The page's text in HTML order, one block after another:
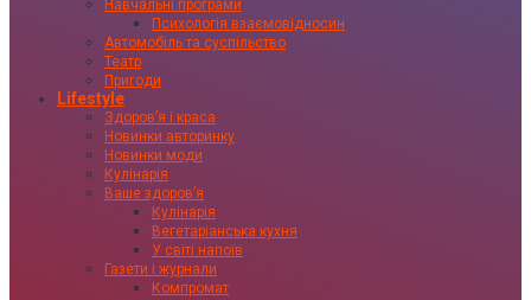
Навчальні програми
Психологія взаємовідносин
Автомобіль та суспільство
Театр
Пригоди
Lifestyle
Здоровʼя і краса
Новинки авторинку
Новинки моди
Кулінарія
Ваше здоровʼя
Кулінарія
Вегетаріанська кухня
У світі напоїв
Газети і журнали
Компромат